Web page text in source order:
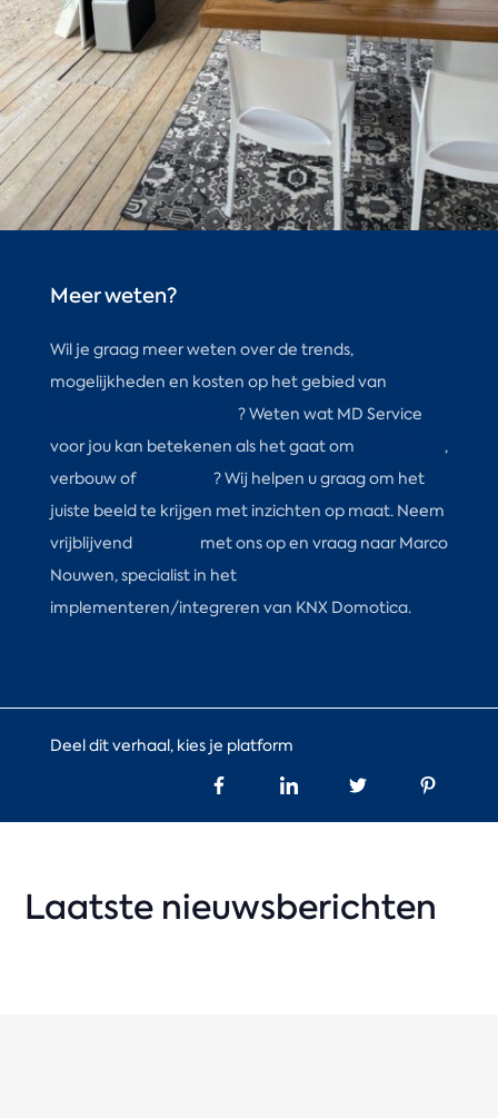
Meer weten?
Wil je graag meer weten over de trends,
mogelijkheden en kosten op het gebied van
? Weten wat MD Service
voor jou kan betekenen als het gaat om
,
verbouw of
? Wij helpen u graag om het
juiste beeld te krijgen met inzichten op maat. Neem
vrijblijvend
met ons op en vraag naar Marco
Nouwen, specialist in het
implementeren/integreren van KNX Domotica.
Deel dit verhaal, kies je platform
Laatste nieuwsberichten